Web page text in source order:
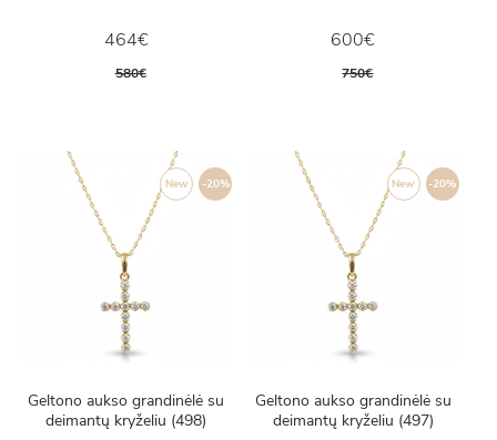
464€
580€
600€
750€
-20%
New
Geltono aukso grandinėlė su
deimantų kryželiu (498)
-20%
New
Geltono aukso grandinėlė su
deimantų kryželiu (497)